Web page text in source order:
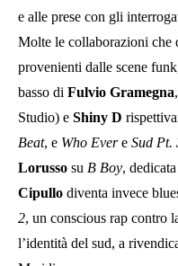
e alle prese con gli
Molte le collaborazioni che
provenienti dalle scene
basso di Fulvio Gramegna
Studio) e Shiny D
Beat, e Who Evere Sud Pt.
Lorusso su B Boy,
Cipullo diventa invece
2, un conscious rap contro
l’identità del sud, a